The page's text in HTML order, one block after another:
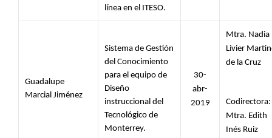
línea en el ITESO.
Guadalupe
Marcial Jiménez
Sistema de Gestión
del Conocimiento
para el equipo de
Diseño
instruccional del
Tecnológico de
Monterrey.
30-
abr-
2019
Mtra. Nadia
Livier
de la Cruz
Codirectora:
Mtra. Edith
Inés Ruiz